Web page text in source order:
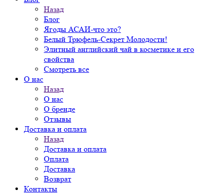
Назад
Блог
Ягоды АСАИ-что это?
Белый Трюфель-Секрет Молодости!
Элитный английский чай в косметике и его
свойства
Смотреть все
О нас
Назад
О нас
О бренде
Отзывы
Доставка и оплата
Назад
Доставка и оплата
Оплата
Доставка
Возврат
Контакты